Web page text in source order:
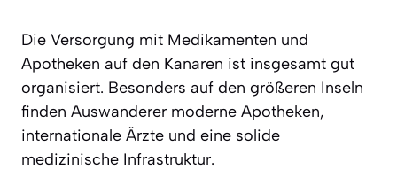
Die Versorgung mit Medikamenten und
Apotheken auf den Kanaren ist insgesamt gut
organisiert. Besonders auf den größeren Inseln
finden Auswanderer moderne Apotheken,
internationale Ärzte und eine solide
medizinische Infrastruktur.